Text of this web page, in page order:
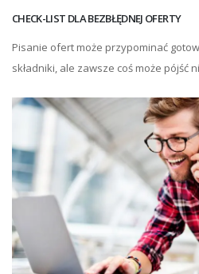
CHECK-LIST DLA BEZBŁĘDNEJ OFERTY
Pisanie ofert może przypominać
składniki, ale zawsze coś może pójść